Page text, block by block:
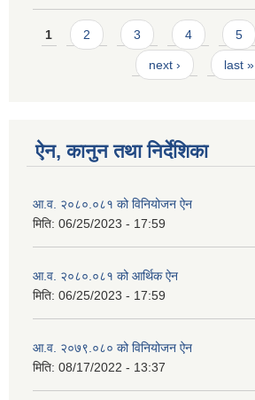
Pages
1 2 3 4 5
next › last »
ऐन, कानुन तथा निर्देशिका
आ.व. २०८०.०८१ को विनियोजन ऐन
मिति: 06/25/2023 - 17:59
आ.व. २०८०.०८१ को आर्थिक ऐन
मिति: 06/25/2023 - 17:59
आ.व. २०७९.०८० को विनियोजन ऐन
मिति: 08/17/2022 - 13:37